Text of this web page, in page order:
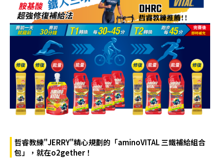
哲睿教練"JERRY"精心規劃的「aminoVITAL 三鐵補給組合
包」，就在o2gether！